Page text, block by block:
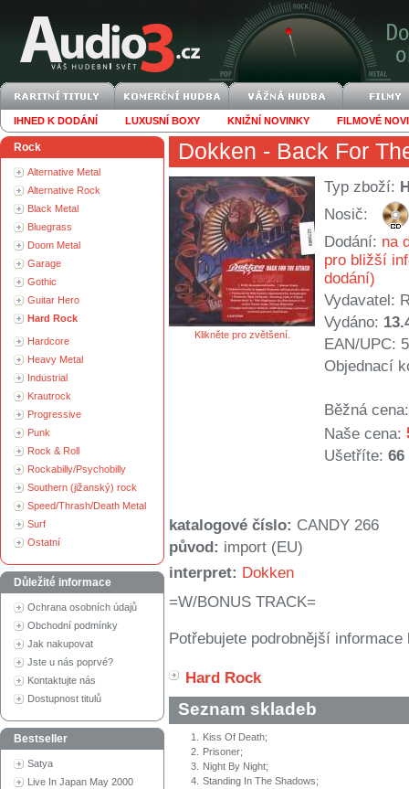
IHNED K DODÁNÍ LUXUSNÍ BOXY KNIŽNÍ NOVINKY FILMOVÉ
Rock
Alternative Metal
Alternative Rock
Black Metal
Bluegrass
Doom Metal
Garage
Gothic
Guitar Hero
Hard Rock
Hardcore
Heavy Metal
Industrial
Krautrock
Progressive
Punk
Rock & Roll
Rockabilly/Psychobilly
Southern (jižanský) rock
Speed/Thrash/Death Metal
Surf
Ostatní
Důležité informace
Ochrana osobních údajů
Obchodní podmínky
Jak nakupovat
Jste u nás poprvé?
Kontaktujte nás
Dostupnost titulů
Bestseller
Satya
Live In Japan May 2000
Dokken - Back For
Klikněte pro zvětšení.
Typ zboží:
Nosič:
Dodání: na
pro bližší
dodání)
Vydavatel:
Vydáno:
EAN/UPC:
Objednací
Běžná cena:
Naše cena:
Ušetříte: 66
katalogové číslo: CANDY 266
původ: import (EU)
interpret: Dokken
=W/BONUS TRACK=
Potřebujete podrobnější
Hard Rock
Seznam skladeb
1.
Kiss Of Death;
2.
Prisoner;
3.
Night By Night;
4. Standing In The Shadows;